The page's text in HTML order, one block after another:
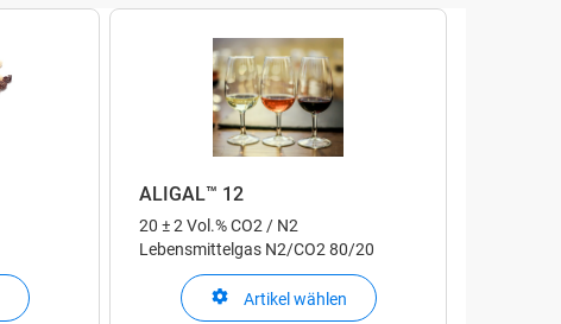
ALIGAL™ 12
20 ± 2 Vol.% CO2 / N2
Lebensmittelgas N2/CO2 80/20
Artikel wählen